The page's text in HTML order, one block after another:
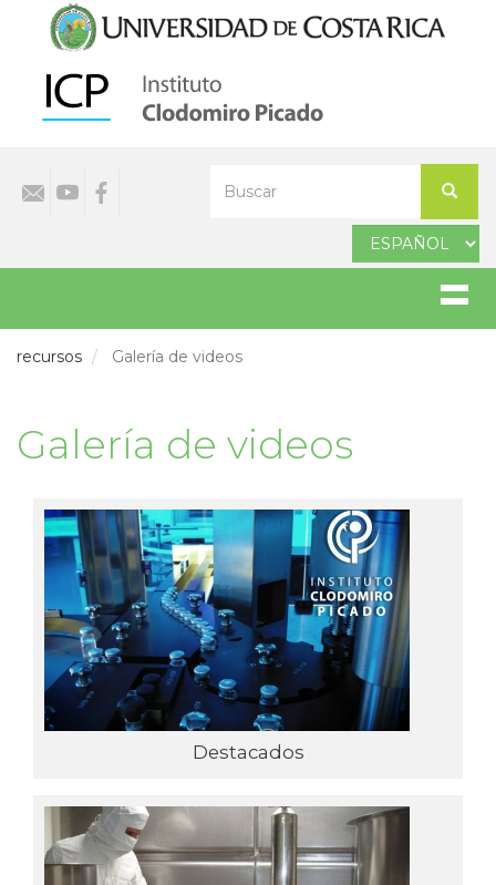
contenido
principal
Buscar
your
recursos Galería de videos
Galería de videos
Destacados